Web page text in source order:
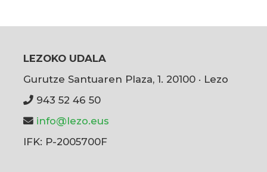
LEZOKO UDALA
Gurutze Santuaren Plaza, 1. 20100 · Lezo
943 52 46 50
info@lezo.eus
IFK: P-2005700F